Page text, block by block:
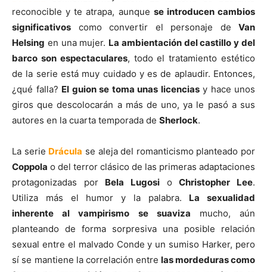
reconocible y te atrapa, aunque se introducen cambios
significativos como convertir el personaje de Van
Helsing en una mujer. La ambientación del castillo y del
barco son espectaculares, todo el tratamiento estético
de la serie está muy cuidado y es de aplaudir. Entonces,
¿qué falla? El guion se toma unas licenciasy hace unos
giros que descolocarán a más de uno, ya le pasó a sus
autores en la cuarta temporada de Sherlock.
La serie Drácula se aleja del romanticismo planteado por
Coppola o del terror clásico de las primeras adaptaciones
protagonizadas por Bela Lugosi oChristopher Lee.
Utiliza más el humor y la palabra. La sexualidad
inherente al vampirismo se suaviza mucho, aún
planteando de forma sorpresiva una posible relación
sexual entre el malvado Conde y un sumiso Harker, pero
sí se mantiene la correlación entre las mordeduras como